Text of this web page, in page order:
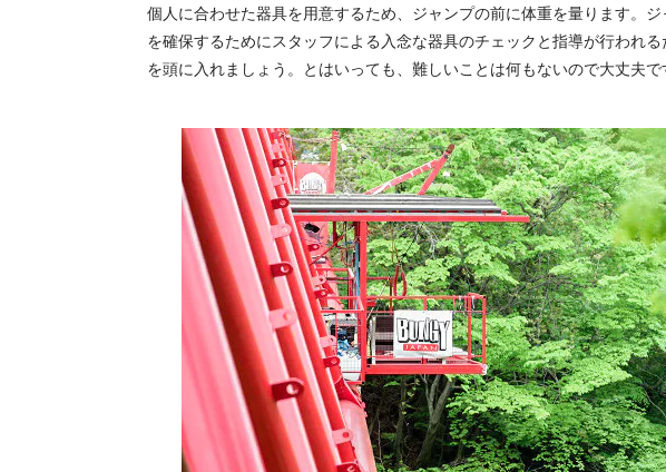
個人に合わせた器具を用意するため、ジャンプの前に体重を量ります。
を確保するためにスタッフによる入念な器具のチェックと指導が行われ
を頭に入れましょう。とはいっても、難しいことは何もないので大丈夫で